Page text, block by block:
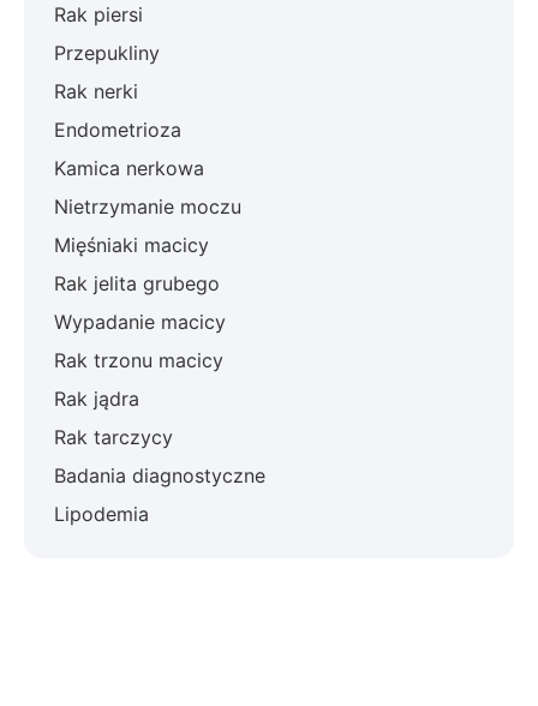
Rak piersi
Przepukliny
Rak nerki
Endometrioza
Kamica nerkowa
Nietrzymanie moczu
Mięśniaki macicy
Rak jelita grubego
Wypadanie macicy
Rak trzonu macicy
Rak jądra
Rak tarczycy
Badania diagnostyczne
Lipodemia